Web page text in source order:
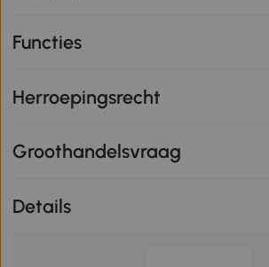
Functies
Herroepingsrecht
Groothandelsvraag
Details